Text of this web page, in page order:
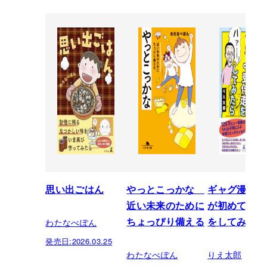
思い出ごはん
わたなべぽん
発売日:2026.03.25
やっとこっかな
近い未来のために
ちょっぴり備える
わたなべぽん
ギャグ漫画
が初めて中
をしてみたら
りえ太郎